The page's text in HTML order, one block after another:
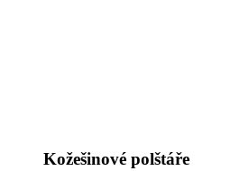
Kožešinové polštáře